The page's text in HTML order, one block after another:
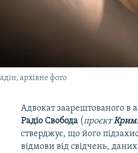
архівне фото
Адвокат заарештованого в
Радіо Свобода (проєкт
стверджує, що його
відмови від свідчень,